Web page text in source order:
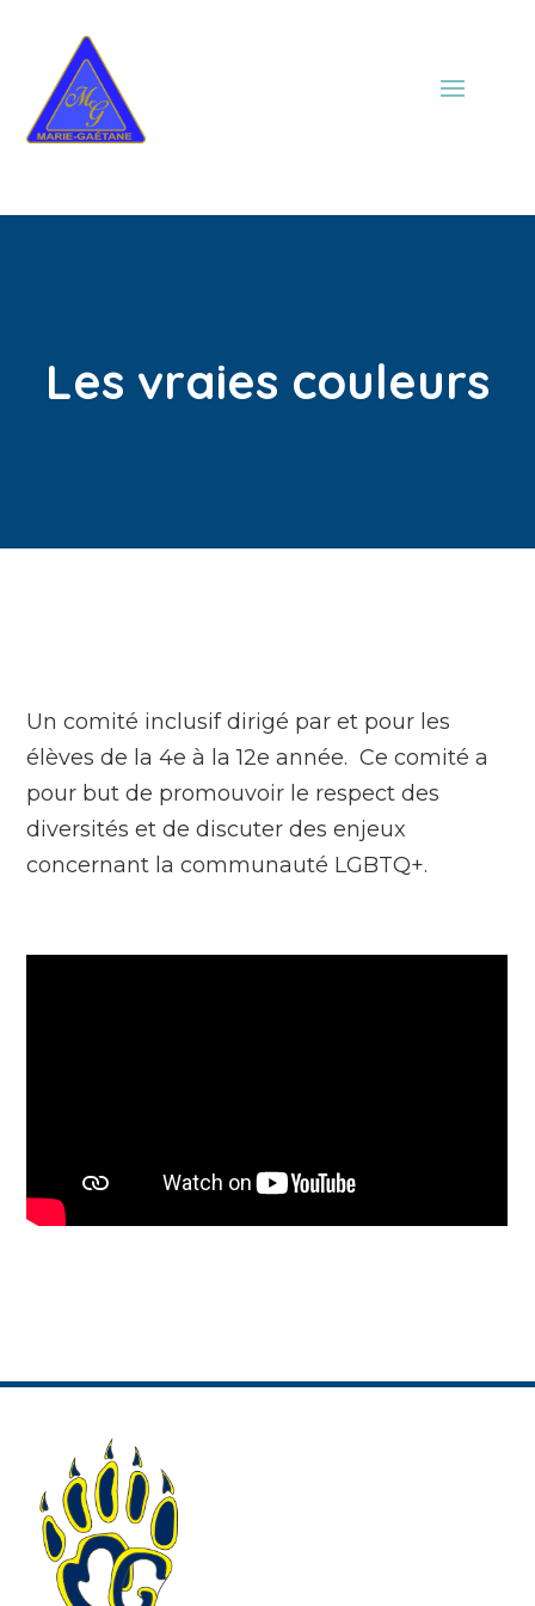
Les vraies couleurs
Un comité inclusif dirigé par et pour les
élèves de la 4e à la 12e année. Ce comité a
pour but de promouvoir le respect des
diversités et de discuter des enjeux
concernant la communauté LGBTQ+.